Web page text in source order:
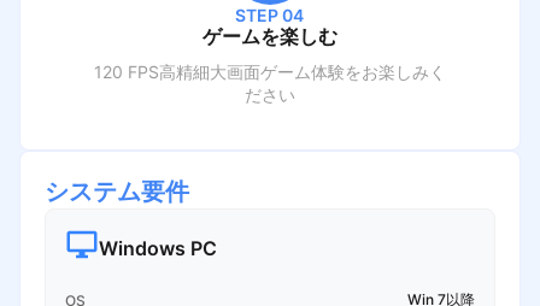
STEP 04
ゲームを楽しむ
120 FPS高精細大画面ゲーム体験をお楽しみく
ださい
システム要件
Windows PC
OS Win 7以降